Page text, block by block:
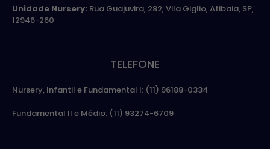
Unidade Nursery: Rua Guajuvira, 282, Vila Giglio, Atibaia, SP,
12946-260
TELEFONE
Nursery, Infantil e Fundamental I: (11) 96188-0334
Fundamental II e Médio: (11) 93274-6709